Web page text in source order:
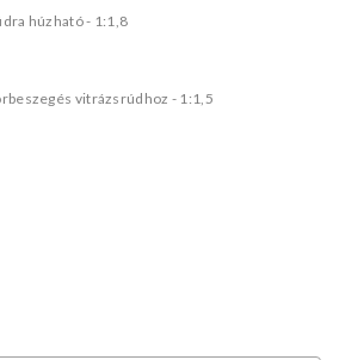
húzható - 1:1,8
vitrázsrúdhoz - 1:1,5